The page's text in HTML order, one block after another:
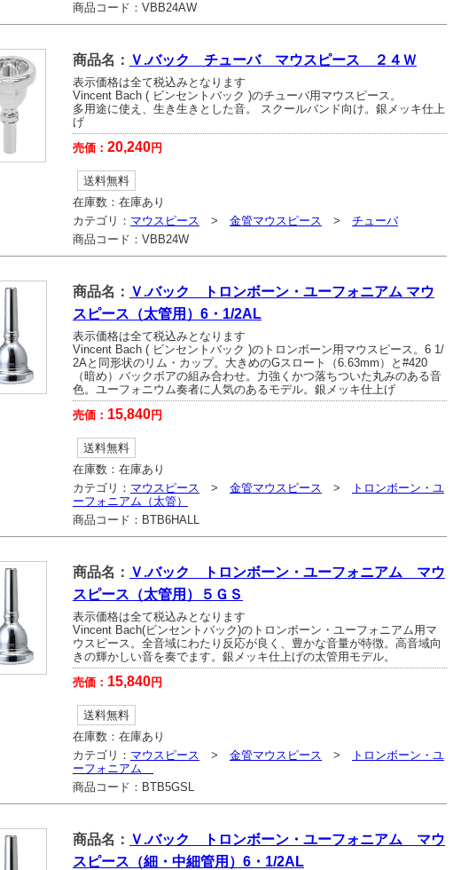
商品コード： VBB24AW
商品名： Ｖ.バック チューバ マウスピース ２４Ｗ
表示価格は全て税込みとなります
Vincent Bach ( ビンセントバック )のチューバ用マウスピース。
多用途に使え、生き生きとした音。 スクールバンド向け。銀メッキ仕上
げ
売価： 20,240円
送料無料
在庫数： 在庫あり
カテゴリ： マウスピース > 金管マウスピース > チューバ
商品コード： VBB24W
商品名： Ｖ.バック トロンボーン・ユーフォニアム マウ
スピース（太管用）6・1/2AL
表示価格は全て税込みとなります
Vincent Bach ( ビンセントバック )のトロンボーン用マウスピース。6 1/
2Aと同形状のリム・カップ。大きめのGスロート（6.63mm）と#420
（暗め）バックボアの組み合わせ。力強くかつ落ちついた丸みのある音
色。ユーフォニウム奏者に人気のあるモデル。銀メッキ仕上げ
売価： 15,840円
送料無料
在庫数： 在庫あり
カテゴリ： マウスピース > 金管マウスピース >
トロンボーン・ユ
ーフォニアム（太管）
商品コード： BTB6HALL
商品名： Ｖ.バック トロンボーン・ユーフォニアム マウ
スピース（太管用）５ＧＳ
表示価格は全て税込みとなります
Vincent Bach(ビンセントバック)のトロンボーン・ユーフォニアム用マ
ウスピース。全音域にわたり反応が良く、豊かな音量が特徴。高音域向
きの輝かしい音を奏でます。銀メッキ仕上げの太管用モデル。
売価： 15,840円
送料無料
在庫数： 在庫あり
カテゴリ： マウスピース > 金管マウスピース >
トロンボーン・ユ
ーフォニアム
商品コード： BTB5GSL
商品名： Ｖ.バック トロンボーン・ユーフォニアム マウ
スピース（細・中細管用）6・1/2AL